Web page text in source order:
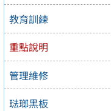
教育訓練
重點說明
管理維修
琺瑯黑板